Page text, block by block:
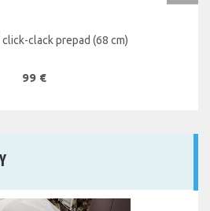
clack prepad (68 cm)
99 €